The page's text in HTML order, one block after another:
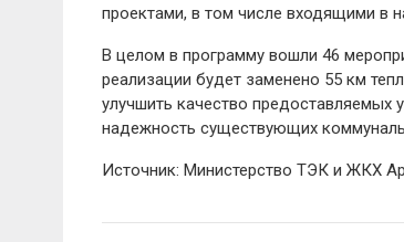
проектами, в том числе входящими в
В целом в программу вошли 46
реализации будет заменено 55 км
улучшить качество предоставляемых
надежность существующих
Источник: Министерство ТЭК и ЖКХ